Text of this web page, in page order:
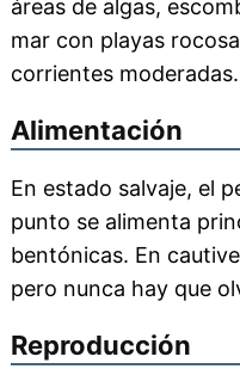
áreas de algas,
mar con playas
corrientes moderadas.
Alimentación
En estado salvaje, el
punto se alimenta
bentónicas. En
pero nunca hay que
Reproducción